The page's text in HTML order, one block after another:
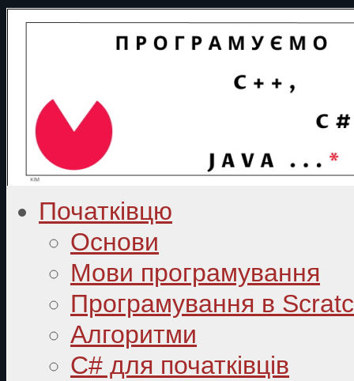
Початківцю
Основи
Мови програмування
Програмування в
Алгоритми
C# для початківців